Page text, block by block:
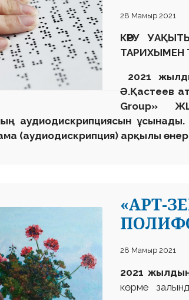
28 Мамыр 2021
КӨРУ
ТАРИХЫМЕН
2021
Ә.Қастеев
Group»
аудиодискрипциясын
(аудиодискрипция) арқылы
«АРТ-
28 Мамыр 2021
2021
көрме